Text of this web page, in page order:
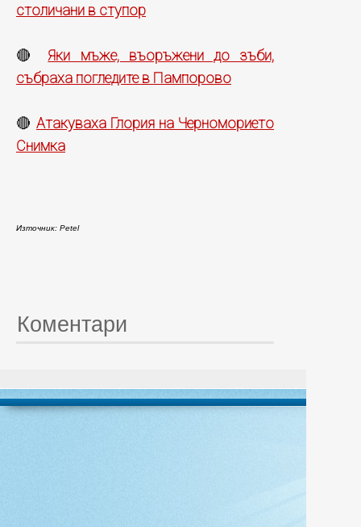
столичани в ступор
🔴 Яки мъже, въоръжени до зъби,
събраха погледите в Пампорово
🔴 Атакуваха Глория на Черноморието
Снимка
Източник: Petel
Коментари